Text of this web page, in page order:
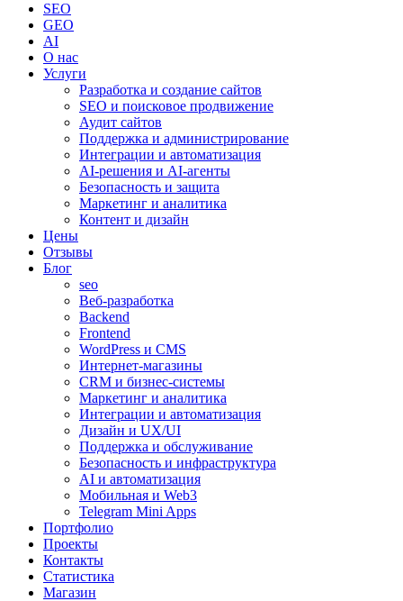
SEO
GEO
AI
О нас
Услуги
Разработка и создание сайтов
SEO и поисковое продвижение
Аудит сайтов
Поддержка и администрирование
Интеграции и автоматизация
AI-решения и AI-агенты
Безопасность и защита
Маркетинг и аналитика
Контент и дизайн
Цены
Отзывы
Блог
seo
Веб-разработка
Backend
Frontend
WordPress и CMS
Интернет-магазины
CRM и бизнес-системы
Маркетинг и аналитика
Интеграции и автоматизация
Дизайн и UX/UI
Поддержка и обслуживание
Безопасность и инфраструктура
AI и автоматизация
Мобильная и Web3
Telegram Mini Apps
Портфолио
Проекты
Контакты
Статистика
Магазин